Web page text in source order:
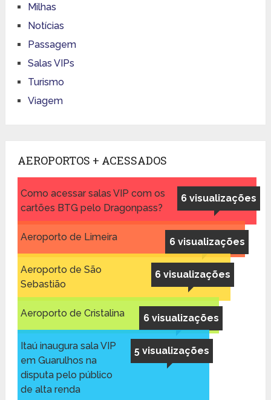
Milhas
Notícias
Passagem
Salas VIPs
Turismo
Viagem
AEROPORTOS + ACESSADOS
6 visualizações
Como acessar salas VIP com os
cartões BTG pelo Dragonpass?
6 visualizações
Aeroporto de Limeira
6 visualizações
Aeroporto de São
Sebastião
6 visualizações
Aeroporto de Cristalina
5 visualizações
Itaú inaugura sala VIP
em Guarulhos na
disputa pelo público
de alta renda